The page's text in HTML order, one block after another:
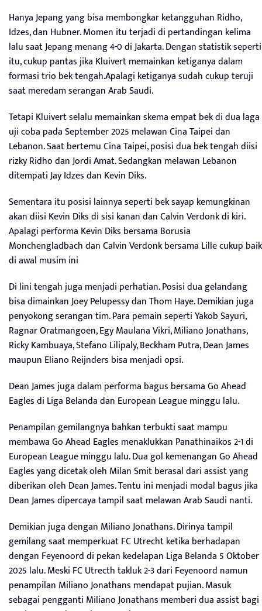
Hanya Jepang yang bisa membongkar ketangguhan Ridho,
Idzes, dan Hubner. Momen itu terjadi di pertandingan kelima
lalu saat Jepang menang 4-0 di Jakarta. Dengan statistik seperti
itu, cukup pantas jika Kluivert memainkan ketiganya dalam
formasi trio bek tengah.Apalagi ketiganya sudah cukup teruji
saat meredam serangan Arab Saudi.
Tetapi Kluivert selalu memainkan skema empat bek di dua laga
uji coba pada September 2025 melawan Cina Taipei dan
Lebanon. Saat bertemu Cina Taipei, posisi dua bek tengah diisi
rizky Ridho dan Jordi Amat. Sedangkan melawan Lebanon
ditempati Jay Idzes dan Kevin Diks.
Sementara itu posisi lainnya seperti bek sayap kemungkinan
akan diisi Kevin Diks di sisi kanan dan Calvin Verdonk di kiri.
Apalagi performa Kevin Diks bersama Borusia
Monchengladbach dan Calvin Verdonk bersama Lille cukup baik
di awal musim ini
Di lini tengah juga menjadi perhatian. Posisi dua gelandang
bisa dimainkan Joey Pelupessy dan Thom Haye. Demikian juga
penyokong serangan tim. Para pemain seperti Yakob Sayuri,
Ragnar Oratmangoen, Egy Maulana Vikri, Miliano Jonathans,
Ricky Kambuaya, Stefano Lilipaly, Beckham Putra, Dean James
maupun Eliano Reijnders bisa menjadi opsi.
Dean James juga dalam performa bagus bersama Go Ahead
Eagles di Liga Belanda dan European League minggu lalu.
Penampilan gemilangnya bahkan terbukti saat mampu
membawa Go Ahead Eagles menaklukkan Panathinaikos 2-1 di
European League minggu lalu. Dua gol kemenangan Go Ahead
Eagles yang dicetak oleh Milan Smit berasal dari assist yang
diberikan oleh Dean James. Tentu ini menjadi modal bagus jika
Dean James dipercaya tampil saat melawan Arab Saudi nanti.
Demikian juga dengan Miliano Jonathans. Dirinya tampil
gemilang saat memperkuat FC Utrecht ketika berhadapan
dengan Feyenoord di pekan kedelapan Liga Belanda 5 Oktober
2025 lalu. Meski FC Utrecth takluk 2-3 dari Feyenoord namun
penampilan Miliano Jonathans mendapat pujian. Masuk
sebagai pengganti Miliano Jonathans memberi dua assist bagi